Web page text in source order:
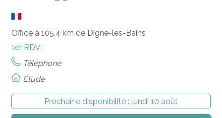
Office à 105,4 km de Digne-les-Bains
1er RDV :
Téléphone
Étude
Prochaine disponibilité : lundi 10 août